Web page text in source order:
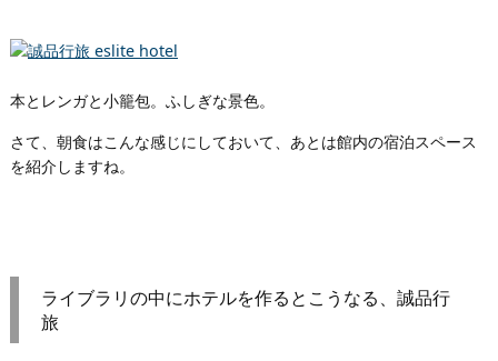
本とレンガと小籠包。ふしぎな景色。
さて、朝食はこんな感じにしておいて、あとは館内の宿泊スペース
を紹介しますね。
ライブラリの中にホテルを作るとこうなる、誠品行
旅